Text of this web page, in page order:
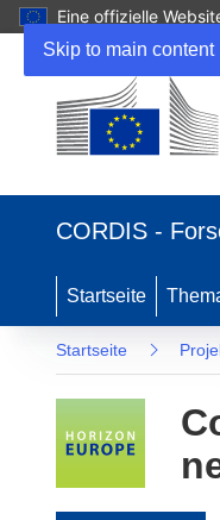
Skip to main content
Eine offizielle
CORDIS -
Startseite
Startseite